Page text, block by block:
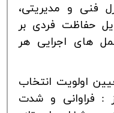
فنی و مدیریتی،
حفاظت فردی بر
های اجرایی هر
اولویت انتخاب
: فراوانی و شدت